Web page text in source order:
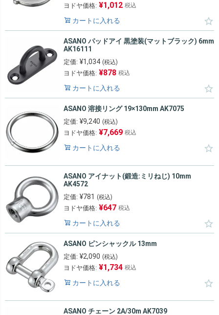
ヨドヤ価格: ¥1,012 税込
カートに入れる
ASANO パッドアイ 黒塗装(マットブラック) 6mm
AK16111
定価: ¥1,034 (税込)
ヨドヤ価格: ¥878 税込
カートに入れる
ASANO 溶接リング 19×130mm AK7075
定価: ¥9,240 (税込)
ヨドヤ価格: ¥7,669 税込
カートに入れる
ASANO アイナット(鍛造:ミリねじ) 10mm
AK4572
定価: ¥781 (税込)
ヨドヤ価格: ¥647 税込
カートに入れる
ASANO ピンシャックル 13mm
定価: ¥2,090 (税込)
ヨドヤ価格: ¥1,734 税込
カートに入れる
ASANO チェーン 2A/30m AK7039